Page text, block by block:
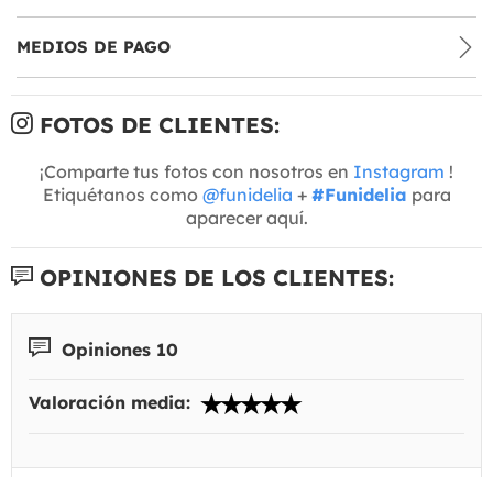
MEDIOS DE PAGO
FOTOS DE CLIENTES:
¡Comparte tus fotos con nosotros en Instagram !
Etiquétanos como @funidelia + #Funidelia para
aparecer aquí.
OPINIONES DE LOS CLIENTES:
Opiniones 10
Valoración media: